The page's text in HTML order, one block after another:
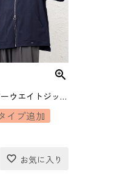
【送料無料】ヘビーウエイトジップアップ
イプ追加